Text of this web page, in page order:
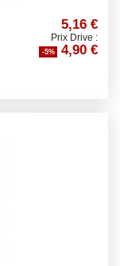
5,16 €
Prix Drive :
-5% 4,90 €